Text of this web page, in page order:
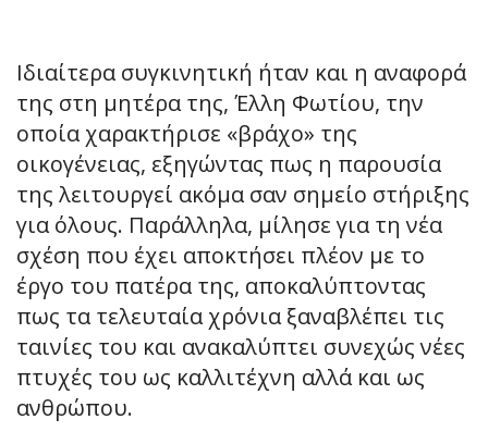
Ιδιαίτερα συγκινητική ήταν και η αναφορά
της στη μητέρα της, Έλλη Φωτίου, την
οποία χαρακτήρισε «βράχο» της
οικογένειας, εξηγώντας πως η παρουσία
της λειτουργεί ακόμα σαν σημείο στήριξης
για όλους. Παράλληλα, μίλησε για τη νέα
σχέση που έχει αποκτήσει πλέον με το
έργο του πατέρα της, αποκαλύπτοντας
πως τα τελευταία χρόνια ξαναβλέπει τις
ταινίες του και ανακαλύπτει συνεχώς νέες
πτυχές του ως καλλιτέχνη αλλά και ως
ανθρώπου.